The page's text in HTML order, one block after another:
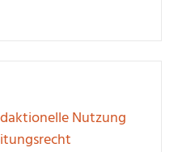
Nutzung